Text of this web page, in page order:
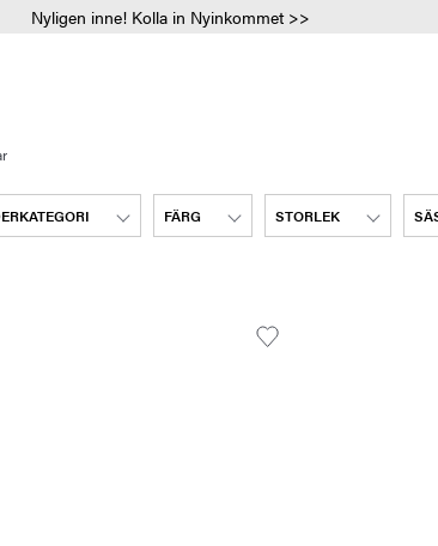
Nyligen inne! Kolla in Nyinkommet >>
FÄRG STORLEK